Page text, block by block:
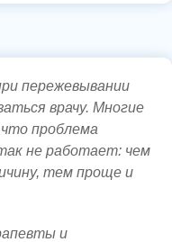
пережевывании
врачу. Многие
проблема
не работает: чем
тем проще и
и